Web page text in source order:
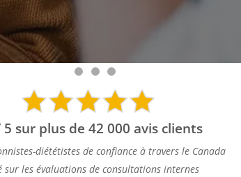
5 sur plus de 42 000 avis clients
diététistes de confiance à travers le Canada
sur les évaluations de consultations internes